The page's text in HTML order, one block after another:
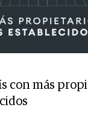
con más